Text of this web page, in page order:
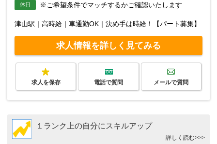
休日 ※ご希望条件でマッチするかご確認いたします
津山駅｜高時給｜車通勤OK｜決め手は時給！【パート募集】
求人情報を詳しく見てみる
求人を保存 電話で質問 メールで質問
１ランク上の自分にスキルアップ
詳しく読む>>>